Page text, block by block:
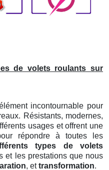
de volets roulants sur
incontournable pour
Résistants, modernes,
usages et offrent une
répondre à toutes les
types de volets
et les prestations que nous
, ettransformation.